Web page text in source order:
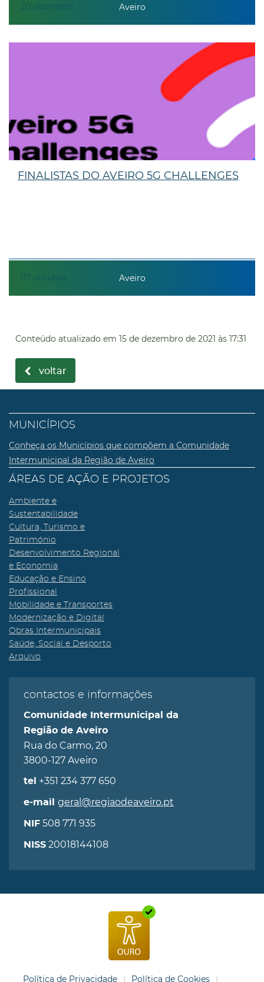
20 setembro Aveiro
07 outubro
FINALISTAS DO AVEIRO 5G CHALLENGES
Aveiro
Conteúdo atualizado em 15 de dezembro de 2021 às 17:31
voltar
MUNICÍPIOS
Conheça os Municípios que compõem a Comunidade
Intermunicipal da Região de Aveiro
ÁREAS DE AÇÃO E PROJETOS
Ambiente e
Sustentabilidade
Cultura, Turismo e
Património
Desenvolvimento Regional
e Economia
Educação e Ensino
Profissional
Mobilidade e Transportes
Modernização e Digital
Obras Intermunicipais
Saúde, Social e Desporto
Arquivo
contactos e informações
Comunidade Intermunicipal da
Região de Aveiro
Rua do Carmo, 20
3800-127 Aveiro
tel +351 234 377 650
e-mail geral@regiaodeaveiro.pt
NIF 508 771 935
NISS 20018144108
Política de Privacidade Política de Cookies